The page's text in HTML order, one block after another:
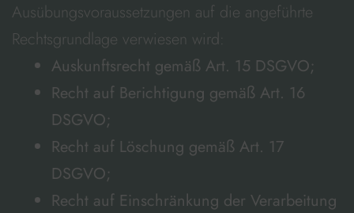
Ausübungsvoraussetzungen auf die angeführte
Rechtsgrundlage verwiesen wird:
Auskunftsrecht gemäß Art. 15 DSGVO;
Recht auf Berichtigung gemäß Art. 16
DSGVO;
Recht auf Löschung gemäß Art. 17
DSGVO;
Recht auf Einschränkung der Verarbeitung